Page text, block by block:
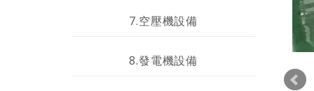
7.空壓機設備
8.發電機設備